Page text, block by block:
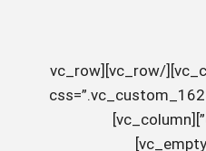
[/vc_column_text][/vc_column][/vc_row][vc_row
color: #efefef !important;}”][vc_column]
[vc_empty_space][vc_empty_space]